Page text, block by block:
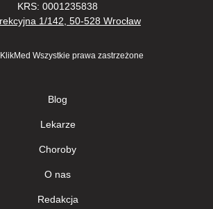
KRS: 0001235838
1/142, 50-528 Wrocław
Wszystkie prawa zastrzeżone
Blog
Lekarze
Сhoroby
О nas
Redakcja